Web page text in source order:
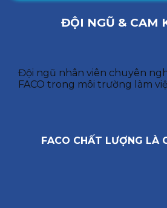
ĐỘI NGŨ & CAM
Đội ngũ nhân viên chuyên
FACO trong môi trường làm
FACO CHẤT LƯỢNG LÀ